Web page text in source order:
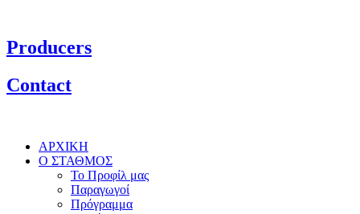
Producers
Contact
ΑΡΧΙΚΗ
Ο ΣΤΑΘΜΟΣ
Το Προφίλ μας
Παραγωγοί
Πρόγραμμα